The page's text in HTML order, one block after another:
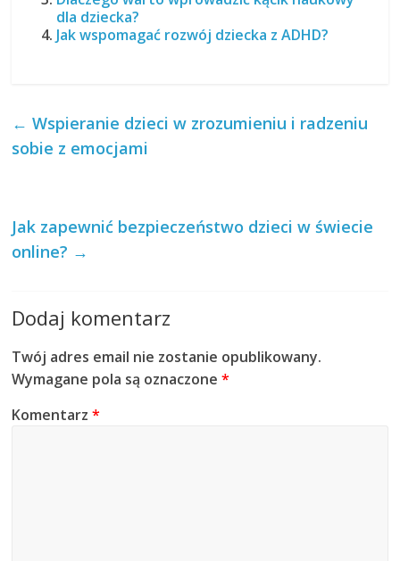
dla dziecka?
Jak wspomagać rozwój dziecka z ADHD?
← Wspieranie dzieci w zrozumieniu i radzeniu
sobie z emocjami
Jak zapewnić bezpieczeństwo dzieci w świecie
online? →
Dodaj komentarz
Twój adres email nie zostanie opublikowany.
Wymagane pola są oznaczone*
Komentarz*